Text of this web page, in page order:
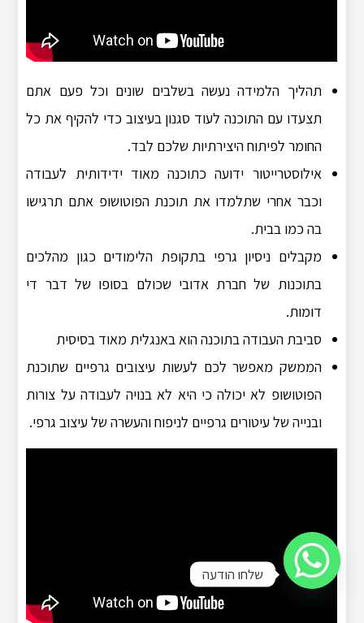
תהליך הלמידה נעשה בשלבים שונים וכל פעם אתם
תצעדו עם התוכנה לעוד סגנון בעיצוב כדי להקיף את כל
החומר לפיתוח היצירתיות שלכם לבד.
אילוסטרייטור ידועה כתוכנה מאוד ידידותית לעבודה
וכבר אחרי שתלמדו את תוכנת הפוטושופ אתם תרגישו
בה כמו בבית.
מקבלים ניסיון גרפי בתקופת הלימודים כגון מהלכים
בתוכנות של חברת אדובי שכולם בסופו של דבר די
דומות.
סביבת העבודה בתוכנה הוא באנגלית מאוד בסיסית
הממשק מאפשר לכם לעשות עיצובים גרפיים שתוכנת
הפוטושופ לא יכולה כי היא לא בנויה לעבודה על צורות
ובנייה של עיטורים גרפיים לניפוח והעשרה של עיצוב גרפי.
שלחו הודעה